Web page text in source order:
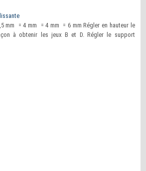
mm = 4 mm = 4 mm = 6 mm Régler en hauteur le
à obtenir les jeux B et D. Régler le support